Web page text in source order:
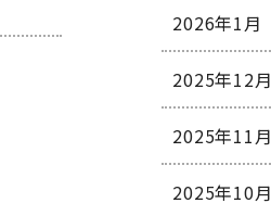
2026年1月
2025年12月
2025年11月
2025年10月